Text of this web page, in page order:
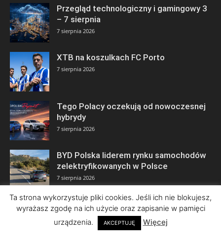
Przegląd technologiczny i gamingowy 3
– 7 sierpnia
7 sierpnia 2026
XTB na koszulkach FC Porto
7 sierpnia 2026
Tego Polacy oczekują od nowoczesnej
hybrydy
7 sierpnia 2026
BYD Polska liderem rynku samochodów
zelektryfikowanych w Polsce
7 sierpnia 2026
© Copyright 2026 by ISBnews Informacyjny Serwis Biznesowy • Wszelkie
Ta strona wykorzystuje pliki cookies. Jeśli ich nie blokujesz,
wyrażasz zgodę na ich użycie oraz zapisanie w pamięci
urządzenia.
AKCEPTUJĘ Więcej